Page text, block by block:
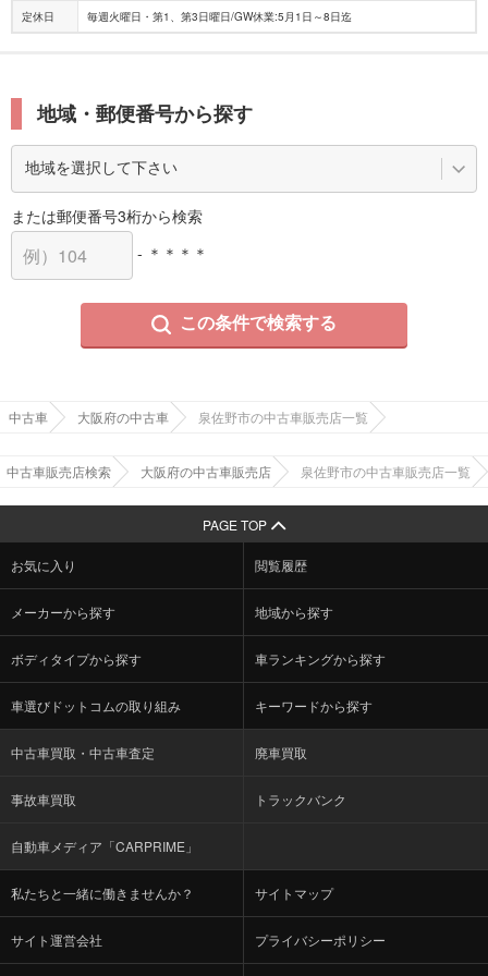
定休日 毎週火曜日・第1、第3日曜日/GW休業:5月1日～8日迄
地域・郵便番号から探す
または郵便番号3桁から検索
- ＊＊＊＊
この条件で検索する
中古車 大阪府の中古車 泉佐野市の中古車販売店一覧
中古車販売店検索 大阪府の中古車販売店 泉佐野市の中古車販売店一覧
PAGE TOP
お気に入り 閲覧履歴
メーカーから探す 地域から探す
ボディタイプから探す 車ランキングから探す
車選びドットコムの取り組み キーワードから探す
中古車買取・中古車査定 廃車買取
事故車買取 トラックバンク
自動車メディア「CARPRIME」
私たちと一緒に働きませんか？ サイトマップ
サイト運営会社 プライバシーポリシー